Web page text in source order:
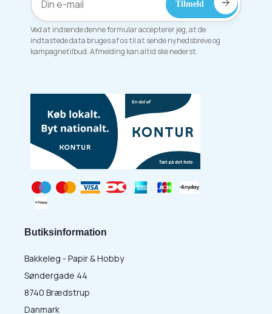
Ved at indsende denne formular accepterer jeg, at de
indtastede data bruges af os til at sende nyhedsbreve og
kampagnetilbud. Afmelding kan altid ske nederst.
Butiksinformation
Bakkeleg - Papir & Hobby
Søndergade 44
8740 Brædstrup
Danmark